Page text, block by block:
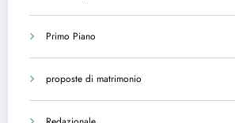
Primo Piano
proposte di matrimonio